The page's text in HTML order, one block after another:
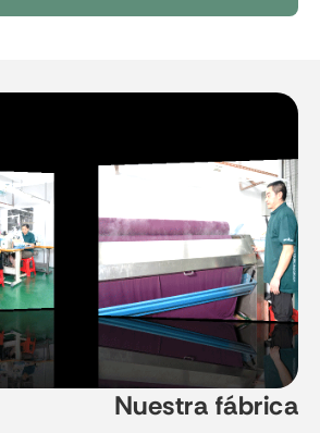
Nuestra fábrica